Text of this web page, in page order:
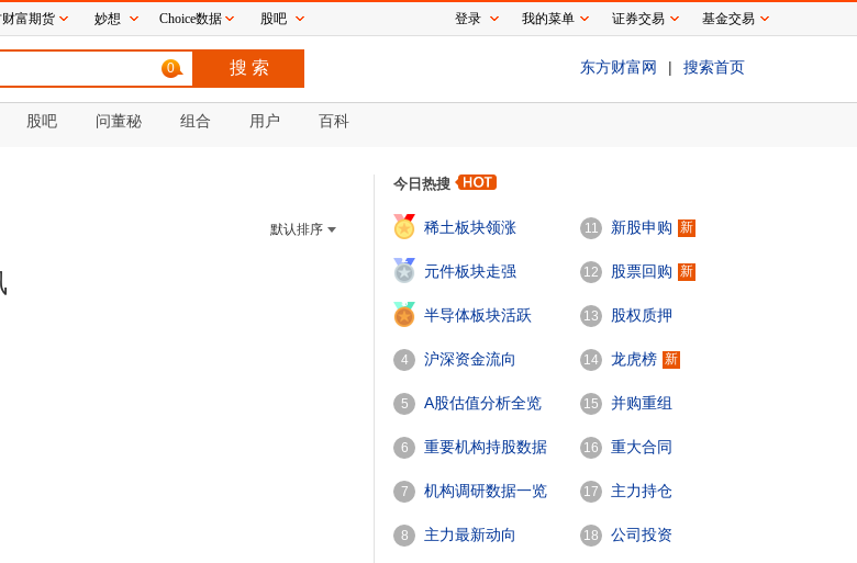
0 东方财富网 | 搜索首页
股吧 问董秘 组合 用户 百科
默认排序
今日热搜
稀土板块领涨
2
元件板块走强
3
半导体板块活跃
4 沪深资金流向
5 A股估值分析全览
6 重要机构持股数据
7 机构调研数据一览
8 主力最新动向
11 新股申购 新
12 股票回购 新
13 股权质押
14 龙虎榜 新
15 并购重组
16 重大合同
17 主力持仓
18 公司投资
富期货 妙想 Choice数据 股吧 登录 我的菜单 证券交易 基金交易